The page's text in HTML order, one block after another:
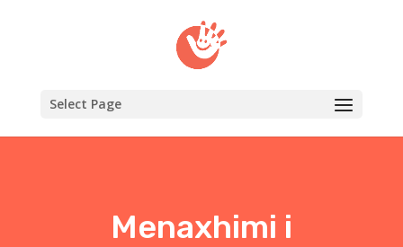
Select Page
Menaxhimi i